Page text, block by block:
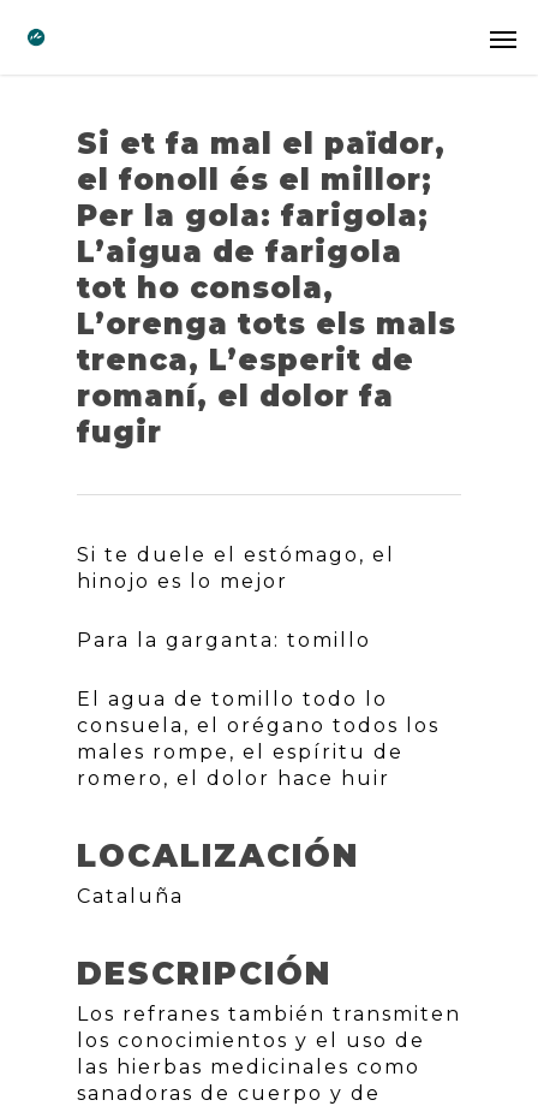
Si et fa mal el païdor,
el fonoll és el millor;
Per la gola: farigola;
L’aigua de farigola
tot ho consola,
L’orenga tots els mals
trenca, L’esperit de
romaní, el dolor fa
fugir
Si te duele el estómago, el
hinojo es lo mejor
Para la garganta: tomillo
El agua de tomillo todo lo
consuela, el orégano todos los
males rompe, el espíritu de
romero, el dolor hace huir
LOCALIZACIÓN
Cataluña
DESCRIPCIÓN
Los refranes también transmiten
los conocimientos y el uso de
las hierbas medicinales como
sanadoras de cuerpo y de